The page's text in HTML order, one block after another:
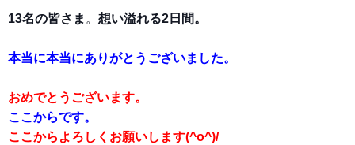
13名の皆さま 。 想い溢れる2日間。
本当に本当にありがとうございました。
おめでとうございます。
ここからです。
ここからよろしくお願いします(^o^)/